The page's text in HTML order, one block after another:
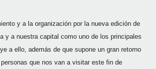
y a la organización por la nueva edición de
y a nuestra capital como uno de los principales
a ello, además de que supone un gran retorno
que nos van a visitar este fin de